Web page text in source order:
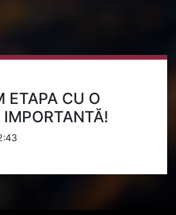
ETAPA CU O